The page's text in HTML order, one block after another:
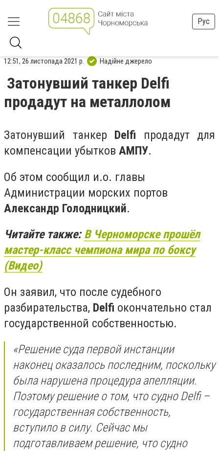
Рус
12:51, 26 листопада 2021 р. Надійне джерело
Затонувший танкер Delfi
продадут на металлолом
Затонувший танкер Delfi продадут для
компенсации убытков АМПУ.
Об этом сообщил и.о. главы
Администрации морских портов
Александр Голодницкий.
Читайте также:В Черноморске прошёл
мастер-класс чемпиона мира по боксу
(Видео)
Он заявил, что после судебного
разбирательства, Delfi окончательно стал
государственной собственностью.
«Решение суда первой инстанции
наконец оказалось последним, поскольку
была нарушена процедура апелляции.
Поэтому решение о том, что судно Delfi –
государственная собственность,
вступило в силу. Сейчас мы
подготавливаем решение, что судно